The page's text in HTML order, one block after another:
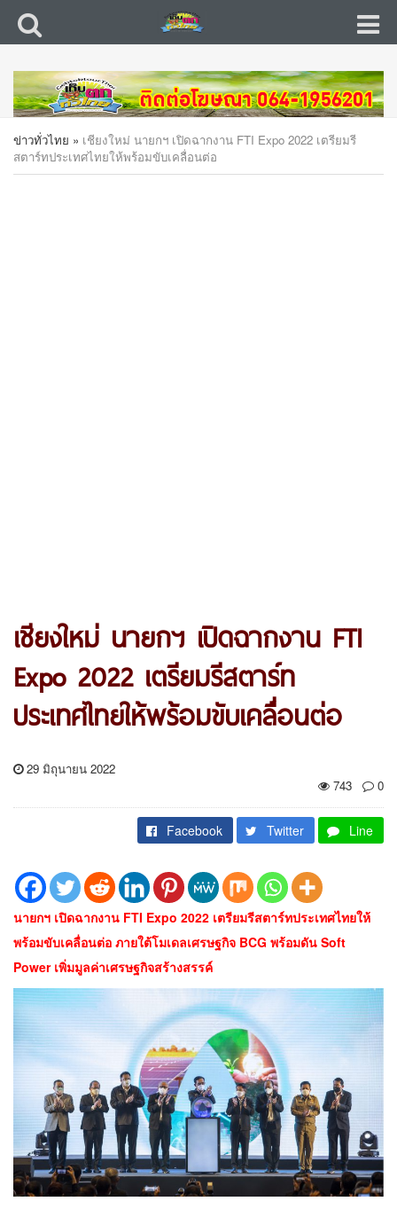
ข่าวทั่วไทย » เชียงใหม่ นายกฯ เปิดฉากงาน FTI Expo 2022 เตรียมรี
สตาร์ทประเทศไทยให้พร้อมขับเคลื่อนต่อ
เชียงใหม่ นายกฯ เปิดฉากงาน FTI
Expo 2022 เตรียมรีสตาร์ท
ประเทศไทยให้พร้อมขับเคลื่อนต่อ
29 มิถุนายน 2022
743
0
Facebook Twitter Line
นายกฯ เปิดฉากงาน FTI Expo 2022 เตรียมรีสตาร์ทประเทศไทยให้
พร้อมขับเคลื่อนต่อ ภายใต้โมเดลเศรษฐกิจ BCG พร้อมดัน Soft
Power เพิ่มมูลค่าเศรษฐกิจสร้างสรรค์